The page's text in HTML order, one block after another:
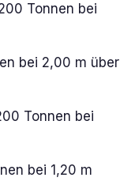
Tonnen bei
bei 2,00 m über
Tonnen bei
bei 1,20 m